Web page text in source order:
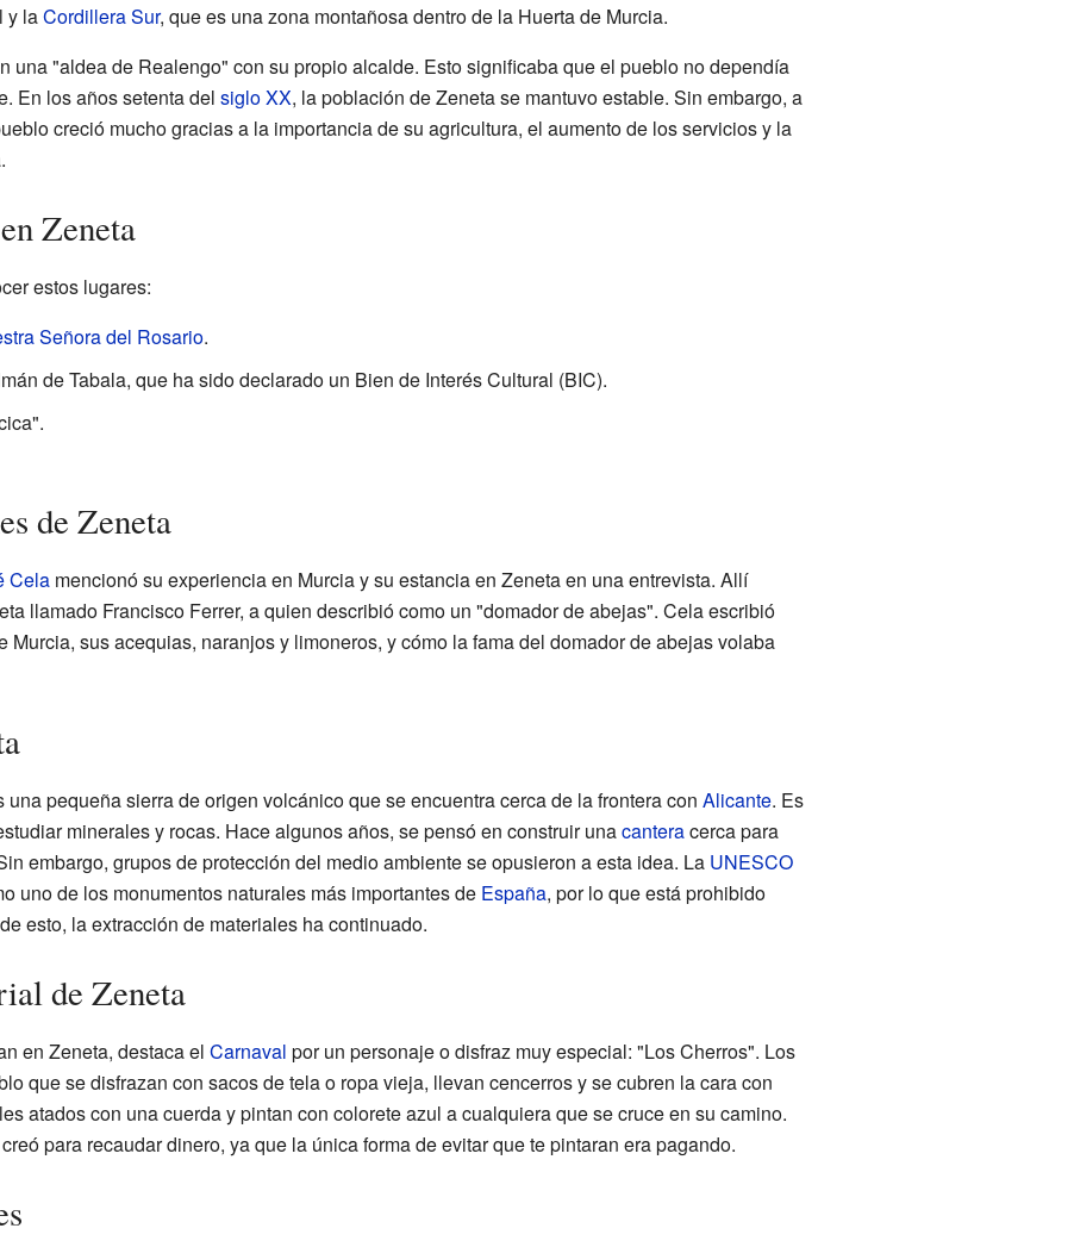
y laCordillera Sur, que es una zona montañosa dentro de la Huerta de Murcia.
una "aldea de Realengo" con su propio alcalde. Esto significaba que el pueblo no dependía
En los años setenta del siglo XX, la población de Zeneta se mantuvo estable. Sin embargo, a
creció mucho gracias a la importancia de su agricultura, el aumento de los servicios y la
Zeneta
estos lugares:
Señora del Rosario.
de Tabala, que ha sido declarado un Bien de Interés Cultural (BIC).
de Zeneta
Celamencionó su experiencia en Murcia y su estancia en Zeneta en una entrevista. Allí
llamado Francisco Ferrer, a quien describió como un "domador de abejas". Cela escribió
Murcia, sus acequias, naranjos y limoneros, y cómo la fama del domador de abejas volaba
pequeña sierra de origen volcánico que se encuentra cerca de la frontera con Alicante. Es
minerales y rocas. Hace algunos años, se pensó en construir unacanteracerca para
embargo, grupos de protección del medio ambiente se opusieron a esta idea. La UNESCO
uno de los monumentos naturales más importantes de España, por lo que está prohibido
esto, la extracción de materiales ha continuado.
de Zeneta
en Zeneta, destaca el Carnaval por un personaje o disfraz muy especial: "Los Cherros". Los
que se disfrazan con sacos de tela o ropa vieja, llevan cencerros y se cubren la cara con
atados con una cuerda y pintan con colorete azul a cualquiera que se cruce en su camino.
para recaudar dinero, ya que la única forma de evitar que te pintaran era pagando.